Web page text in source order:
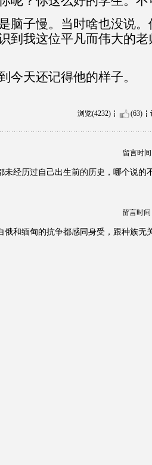
脑子慢。当时啥也没说
到我这位平凡而伟大的
今天还记得他的样子。
浏览(4232) (63)
留言时间
未经历过自己出生前的历史，哪个说的
留言时间
俄和缅甸的抗争都感同身受，跟种族无